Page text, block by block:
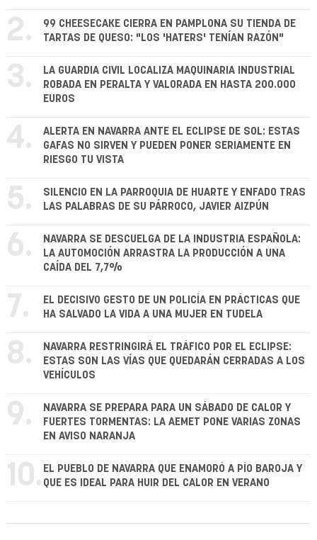
2.
99 CHEESECAKE CIERRA EN PAMPLONA SU TIENDA DE
TARTAS DE QUESO: "LOS 'HATERS' TENÍAN RAZÓN"
3.
LA GUARDIA CIVIL LOCALIZA MAQUINARIA INDUSTRIAL
ROBADA EN PERALTA Y VALORADA EN HASTA 200.000
EUROS
4.
ALERTA EN NAVARRA ANTE EL ECLIPSE DE SOL: ESTAS
GAFAS NO SIRVEN Y PUEDEN PONER SERIAMENTE EN
RIESGO TU VISTA
5.
SILENCIO EN LA PARROQUIA DE HUARTE Y ENFADO TRAS
LAS PALABRAS DE SU PÁRROCO, JAVIER AIZPÚN
6.
NAVARRA SE DESCUELGA DE LA INDUSTRIA ESPAÑOLA:
LA AUTOMOCIÓN ARRASTRA LA PRODUCCIÓN A UNA
CAÍDA DEL 7,7%
7.
EL DECISIVO GESTO DE UN POLICÍA EN PRÁCTICAS QUE
HA SALVADO LA VIDA A UNA MUJER EN TUDELA
8.
NAVARRA RESTRINGIRÁ EL TRÁFICO POR EL ECLIPSE:
ESTAS SON LAS VÍAS QUE QUEDARÁN CERRADAS A LOS
VEHÍCULOS
9.
NAVARRA SE PREPARA PARA UN SÁBADO DE CALOR Y
FUERTES TORMENTAS: LA AEMET PONE VARIAS ZONAS
EN AVISO NARANJA
10. EL PUEBLO DE NAVARRA QUE ENAMORÓ A PÍO BAROJA Y
QUE ES IDEAL PARA HUIR DEL CALOR EN VERANO